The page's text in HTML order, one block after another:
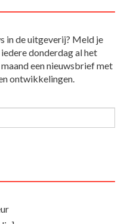
in de uitgeverij? Meld je
donderdag al het
een nieuwsbrief met
ontwikkelingen.